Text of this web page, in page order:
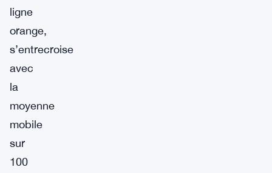
ligne
orange,
s’entrecroise
avec
la
moyenne
mobile
sur
100